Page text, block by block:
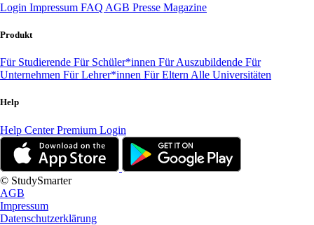
Login Impressum FAQ AGB Presse Magazine
Produkt
Für Studierende Für Schüler*innen Für Auszubildende Für
Unternehmen Für Lehrer*innen Für Eltern Alle Universitäten
Help
Help CenterPremium Login
© StudySmarter
AGB
Impressum
Datenschutzerklärung